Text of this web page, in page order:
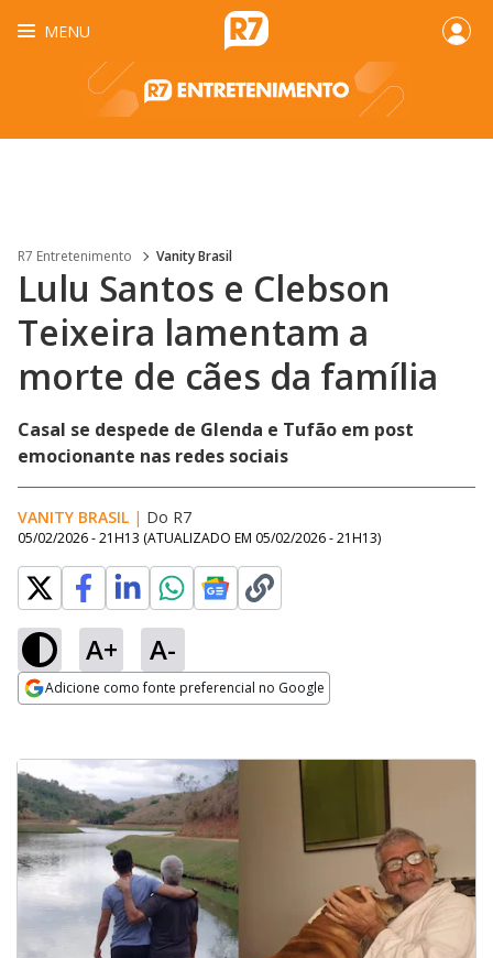
MENU
R7 Entretenimento Vanity Brasil
Lulu Santos e Clebson
Teixeira lamentam a
morte de cães da família
Casal se despede de Glenda e Tufão em post
emocionante nas redes sociais
VANITY BRASIL | Do R7
05/02/2026 - 21H13 (ATUALIZADO EM 05/02/2026 - 21H13)
A+ A-
Adicione como fonte preferencial no Google